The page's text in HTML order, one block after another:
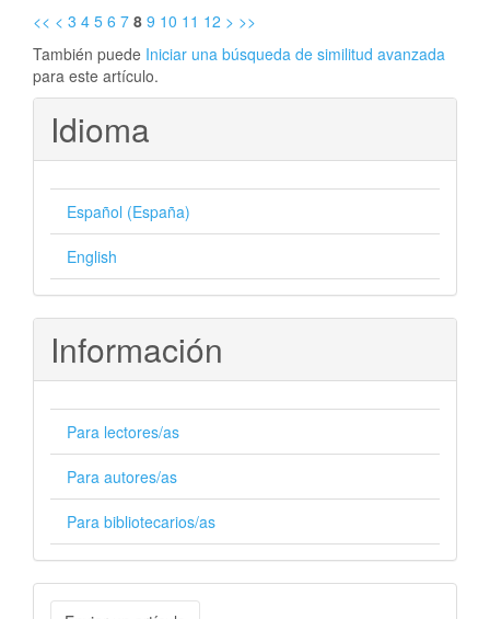
<< < 3 4 5 6 7 8 9 10 11 12 > >>
También puede Iniciar una búsqueda de similitud avanzada
para este artículo.
Idioma
Español (España)
English
Información
Para lectores/as
Para autores/as
Para bibliotecarios/as
Enviar